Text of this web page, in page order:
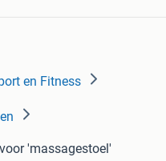
en Fitness
voor 'massagestoel'